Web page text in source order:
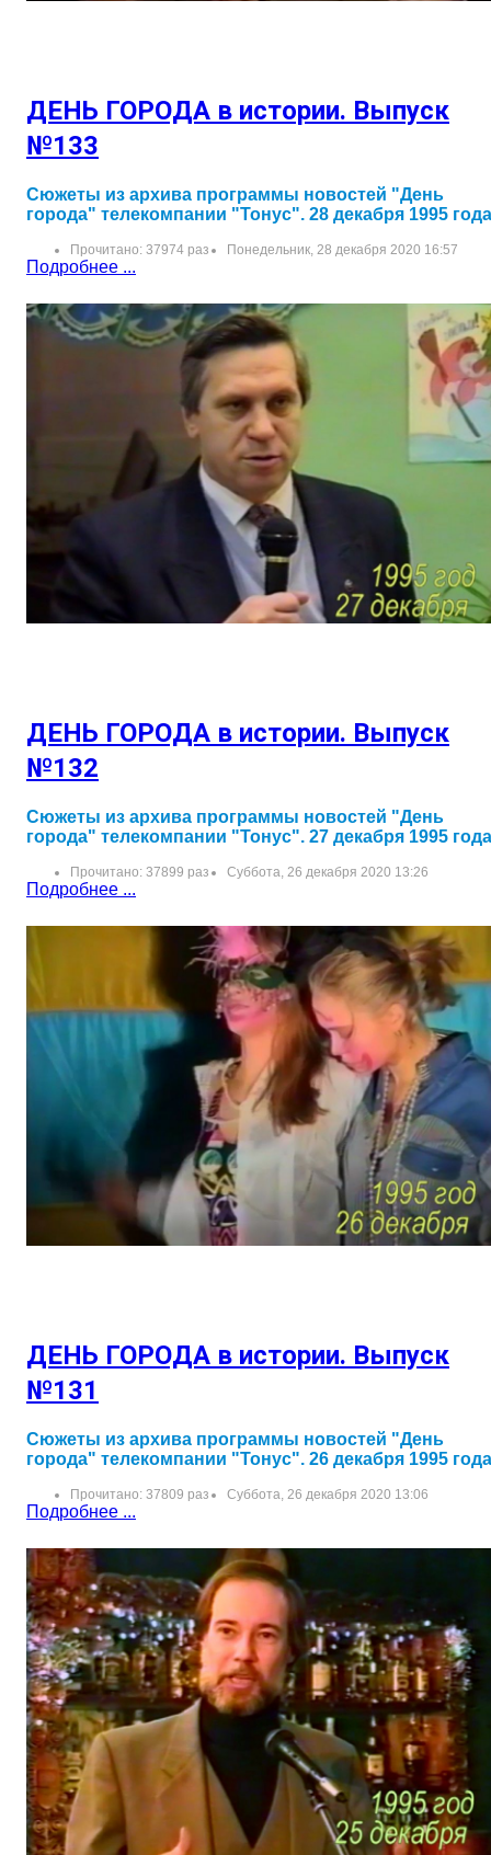
ДЕНЬ ГОРОДА в истории. Выпуск
№133
Сюжеты из архива программы новостей "День
города" телекомпании "Тонус". 28 декабря 1995 года
Прочитано: 37974 раз Понедельник, 28 декабря 2020 16:57
Подробнее ...
ДЕНЬ ГОРОДА в истории. Выпуск
№132
Сюжеты из архива программы новостей "День
города" телекомпании "Тонус". 27 декабря 1995 года
Прочитано: 37899 раз Суббота, 26 декабря 2020 13:26
Подробнее ...
ДЕНЬ ГОРОДА в истории. Выпуск
№131
Сюжеты из архива программы новостей "День
города" телекомпании "Тонус". 26 декабря 1995 года
Прочитано: 37809 раз Суббота, 26 декабря 2020 13:06
Подробнее ...